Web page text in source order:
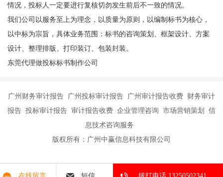
情况，投标人一定要进行复核切勿发生前后不一致的情况。
我们公司以服务至上为理念，以质量为原则，以编制标书为核心，
以中标为宗旨，具体业务范围：标书的咨询策划、框架设计、方案
设计、整理排版、打印装订、包装封装。
东莞代理做投标标书制作公司
广州财务审计报告 广州投标审计报告 广州审计报告收费 财务审计
报告 投标审计报告 审计报告收费 企业管理咨询 市场营销策划 信
息技术咨询服务
版权所有：广州中赢信息科技有限公司